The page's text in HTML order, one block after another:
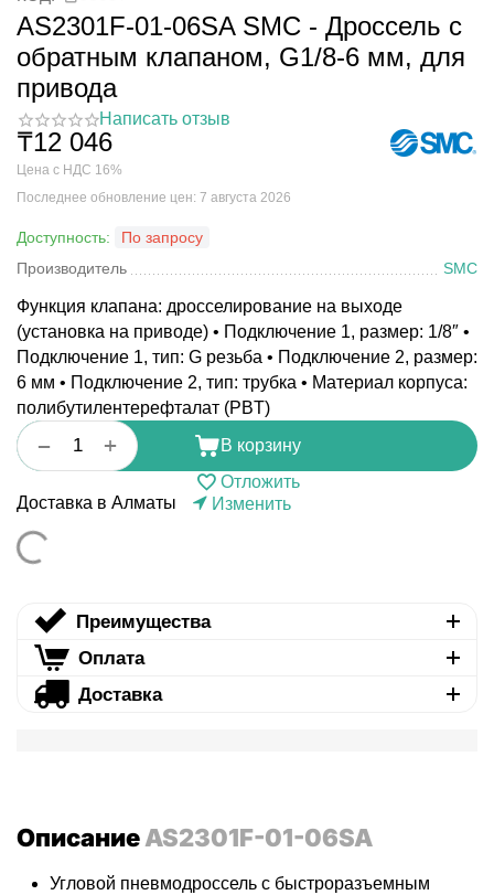
AS2301F-01-06SA SMC - Дроссель с
обратным клапаном, G1/8-6 мм, для
привода
Написать отзыв
₸12 046
Цена с НДС 16%
Последнее обновление цен: 7 августа 2026
Доступность:
По запросу
Производитель
SMC
Функция клапана: дросселирование на выходе
(установка на приводе) • Подключение 1, размер: 1/8″ •
Подключение 1, тип: G резьба • Подключение 2, размер:
6 мм • Подключение 2, тип: трубка • Материал корпуса:
полибутилентерефталат (PBT)
+
−
В корзину
Отложить
Доставка в Алматы
Изменить
Преимущества
Оплата
Доставка
ОписаниеAS2301F-01-06SA
Угловой пневмодроссель с быстроразъемным